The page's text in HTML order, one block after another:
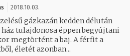
2018.10.03.
gázkazán kedden délután
tulajdonosa éppen begyújtani
megtörtént a baj. A férfit a
életét azonban...